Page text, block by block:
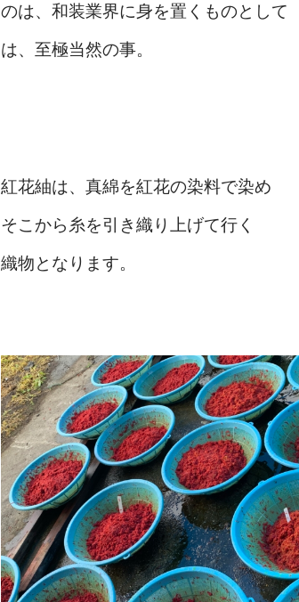
のは、和装業界に身を置くものとして
は、至極当然の事。
紅花紬は、真綿を紅花の染料で染め
そこから糸を引き織り上げて行く
織物となります。